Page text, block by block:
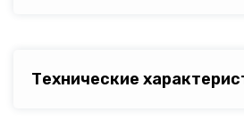
Технические